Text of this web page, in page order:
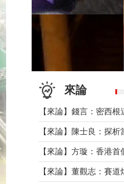
來論
【來論】董觀志：賽